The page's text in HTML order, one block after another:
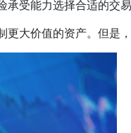
受能力选择合适的交易
大价值的资产。但是